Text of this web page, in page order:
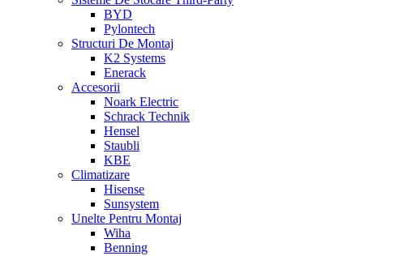
BYD
Pylontech
Structuri De Montaj
K2 Systems
Enerack
Accesorii
Noark Electric
Schrack Technik
Hensel
Staubli
KBE
Climatizare
Hisense
Sunsystem
Unelte Pentru Montaj
Wiha
Benning